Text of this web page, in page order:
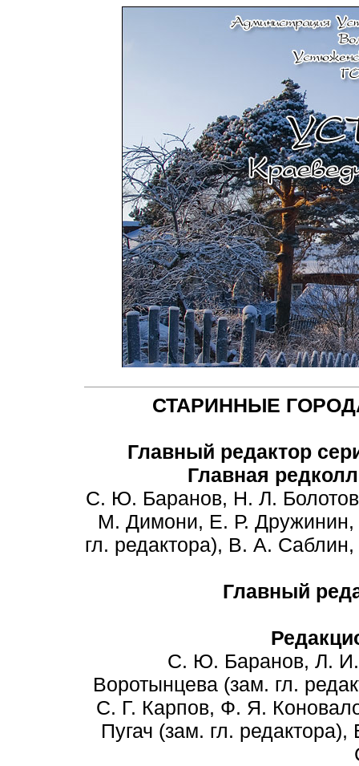
СТАРИННЫЕ
Главный редактор
Главная
С. Ю. Баранов, Н. Л.
М. Димони, Е. Р.
гл. редактора), В. А.
Главный
С. Ю. Баранов, Л. И.
Воротынцева (зам. гл.
С. Г. Карпов, Ф. Я.
Пугач (зам. гл.